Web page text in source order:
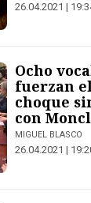
26.04.2021 |
Ocho
fuerzan
choque
con
MIGUEL BLASCO
26.04.2021 |